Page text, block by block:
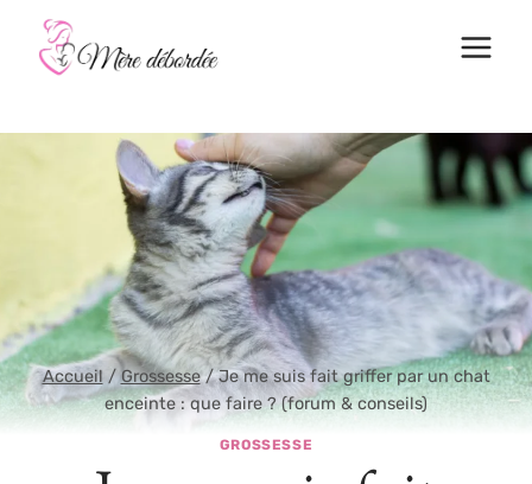
contenu
Accueil / Grossesse / Je me suis fait griffer par un chat
enceinte : que faire ? (forum & conseils)
GROSSESSE